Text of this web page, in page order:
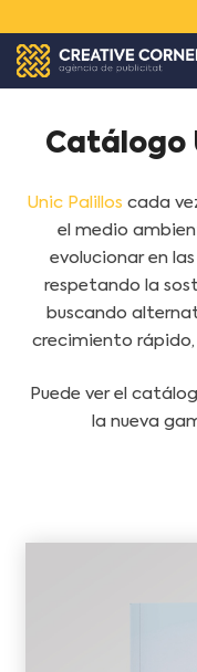
Catálogo
Unic Palillos cada
el medio
evolucionar en
respetando la
buscando
crecimiento
Puede ver el
la nueva